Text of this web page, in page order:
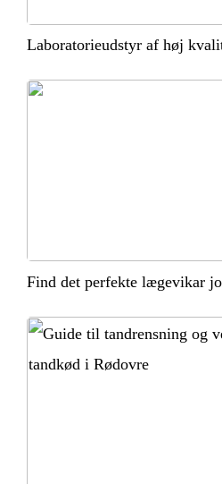
Laboratorieudstyr af høj
Find det perfekte lægevikar